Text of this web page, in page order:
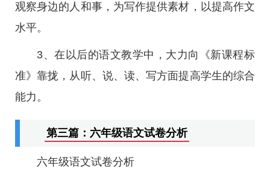
观察身边的人和事，为写作提供素材，以提高作文
水平。
3、在以后的语文教学中，大力向《新课程标
准》靠拢，从听、说、读、写方面提高学生的综合
能力。
第三篇：六年级语文试卷分析
六年级语文试卷分析